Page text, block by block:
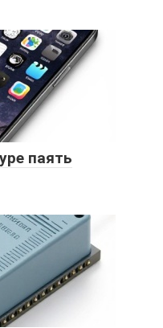
паять